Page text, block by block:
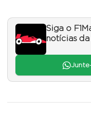
Siga o
notícias da